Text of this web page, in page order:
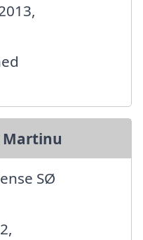
Martinu
SØ